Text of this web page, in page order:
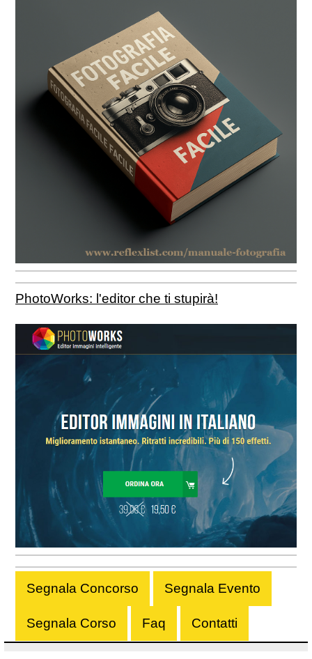
PhotoWorks: l'editor che ti stupirà!
Segnala Concorso Segnala Evento
Segnala Corso Faq Contatti